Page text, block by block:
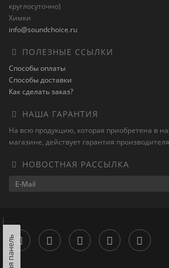
круглосуточно)
Химки
info@soundchoice.ru
ПОЛЕЗНЫЕ ССЫЛКИ
Способы оплаты
Способы доставки
Как сделать заказ?
НАША ГАРАНТИЯ
На всю продукцию, которая приобретена в
магазине, действует гарантия
НОВОСТНАЯ РАССЫЛКА